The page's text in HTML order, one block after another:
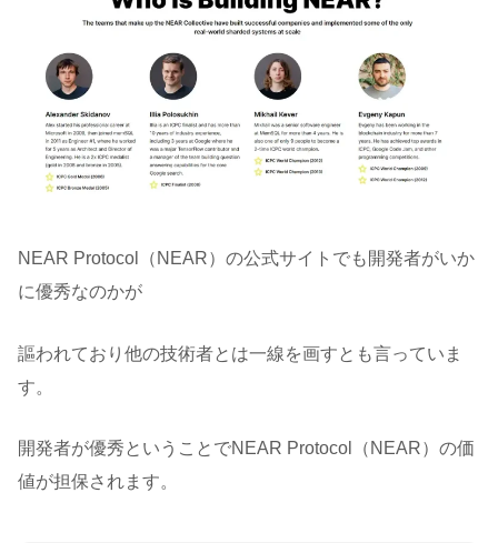
NEAR Protocol（NEAR）の公式サイトでも開発者がいか
に優秀なのかが
謳われており他の技術者とは一線を画すとも言っていま
す。
開発者が優秀ということでNEAR Protocol（NEAR）の価
値が担保されます。